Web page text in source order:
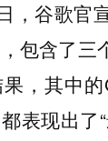
，谷歌官
包含了三
，其中
表现出了